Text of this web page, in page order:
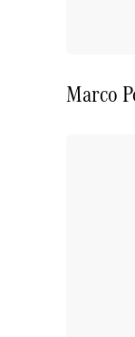
Marco